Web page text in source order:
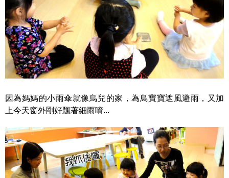
因為媽媽的小雨傘就像鳥兒的家，為鳥寶寶遮風避雨，又加
上今天窗外剛好飄著細雨唷...